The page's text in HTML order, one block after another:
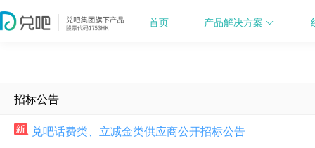
首页 产品解决方案
招标公告
兑吧话费类、立减金类供应商公开招标公告